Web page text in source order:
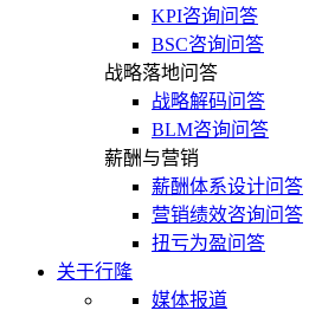
KPI咨询问答
BSC咨询问答
战略落地问答
战略解码问答
BLM咨询问答
薪酬与营销
薪酬体系设计问答
营销绩效咨询问答
扭亏为盈问答
关于行隆
媒体报道